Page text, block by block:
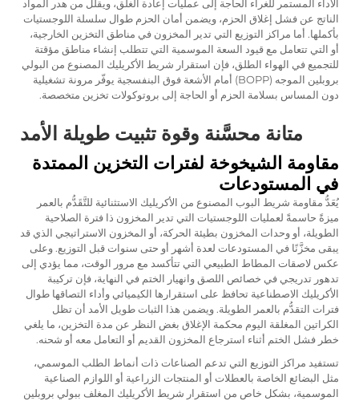
الأداء المستمر للغراء الحاجة إلى عمليات إعادة الغلق، ويقلل من هدر المواد
الناتج عن فشل إغلاق الحزم، ويضمن أمان الحزم طوال سلسلة اللوجستيات
بأكملها. أما مراكز التوزيع التي تدير المخزون في مناطق التخزين الخارجية،
أو التي تتعامل مع قيود السعة الموسمية التي تتطلب إنشاء مناطق مؤقتة
للتجميع في الهواء الطلق، فإن استقرار شريط الأكريليك المصنوع من البولي
بروبلين الموجه (BOPP) أمام الأشعة فوق البنفسجية يوفّر مرونة تشغيلية
دون المساس بسلامة الحزم أو الحاجة إلى بروتوكولات تخزين متخصصة.
متانة محسَّنة وقوة تثبيت طويلة الأمد
مقاومة الشيخوخة لفترات التخزين الممتدة
في المستودعات
يُعَدُّ مقاومة شريط البوب المصنوع من الأكريليك الاستثنائية للتَّقَدُّم بالعمر
ميزةً حاسمةً لعمليات اللوجستيات التي تدير المخزون ذا فترة الصلاحية
الطويلة، أو وحدات المخزون بطيئة الحركة، أو المخزون الاستراتيجي الذي قد
يبقى مخزَّنًا في المستودعات لعدة أشهر أو حتى سنوات قبل التوزيع. وعلى
عكس لاصقات المطاط الطبيعي التي تتأكسد مع مرور الوقت، مما يؤدي إلى
تدهور تدريجي في خصائص اللصق وانهيار الختم في النهاية، فإن تركيبة
الأكريليك الاصطناعية تحافظ على استقرارها الكيميائي وأداء التصاقها طوال
فترات التقدُّم بالعمر الطويلة. ويضمن هذا الثبات طويل الأمد أن تظل
الكراتين المغلقة اليوم محكمة الإغلاق بغض النظر عن مدة التخزين، ما يلغي
خطر فشل الختم أثناء استرجاع المخزون القديم أو التعامل معه أو شحنه.
تستفيد مراكز التوزيع التي تدعم الصناعات ذات أنماط الطلب الموسمي،
مثل البضائع الخاصة بالعطلات أو المنتجات الزراعية أو اللوازم الصناعية
الموسمية، بشكل خاص من استقرار شريط الأكريليك المغلف ببولي بروبلين